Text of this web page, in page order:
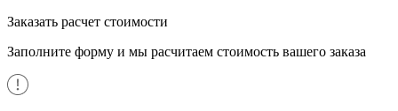
Заказать расчет стоимости
Заполните форму и мы расчитаем стоимость вашего заказа